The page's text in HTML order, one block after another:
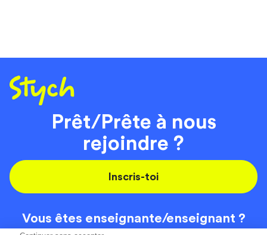
Prêt/Prête à nous
rejoindre ?
Inscris-toi
Vous êtes enseignante/enseignant ?